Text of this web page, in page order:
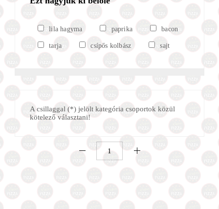
lila hagyma paprika bacon
tarja csípős kolbász sajt
A csillaggal (*) jelölt kategória csoportok közül
kötelező választani!